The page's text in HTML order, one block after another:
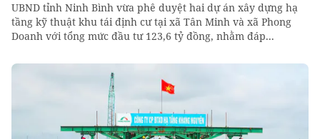
UBND tỉnh Ninh Bình vừa phê duyệt hai dự án xây dựng hạ
tầng kỹ thuật khu tái định cư tại xã Tân Minh và xã Phong
Doanh với tổng mức đầu tư 123,6 tỷ đồng, nhằm đáp...